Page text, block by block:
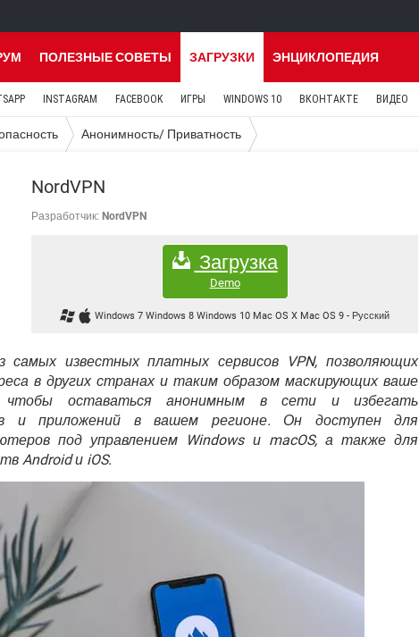
ПОЛЕЗНЫЕ СОВЕТЫ ЗАГРУЗКИ ЭНЦИКЛОПЕДИЯ
INSTAGRAM FACEBOOK ИГРЫ WINDOWS 10 ВКОНТАКТЕ ВИДЕО
Анонимность/ Приватность
NordVPN
Разработчик: NordVPN
Загрузка
Demo
Windows 7 Windows 8 Windows 10 Mac OS X Mac OS 9- Русский
самых известных платных сервисов VPN, позволяющих
в других странах и таким образом маскирующих ваше
чтобы оставаться анонимным в сети и избегать
и приложений в вашем регионе. Он доступен для
под управлением Windows и macOS, а также для
Android и iOS.